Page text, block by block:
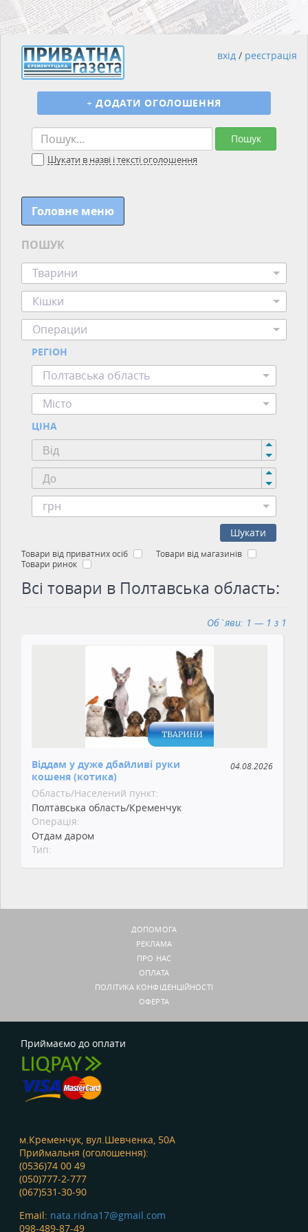
Пошук
Шукати в назві і тексті оголошення
+ ДОДАТИ ОГОЛОШЕННЯ
вхід / реєстрація
Головне меню
ПОШУК
Тварини
Кішки
Операции
РЕГІОН
Полтавська область
Місто
ЦІНА
грн
Шукати
Товари від приватних осіб
Товари від магазинів
Товари ринок
Всі товари в Полтавська область:
Об`яви: 1 — 1 з 1
Віддам у дуже дбайливі руки
кошеня (котика)
04.08.2026
Область/Населений пункт:
Полтавська область/Кременчук
Операція:
Отдам даром
Тип:
ДОПОМОГА
РЕКЛАМА
ПРО НАС
ОПЛАТА
ПОЛІТИКА КОНФІДЕНЦІЙНОСТІ
ОФЕРТА
Приймаємо до оплати
м.Кременчук, вул.Шевченка, 50А
Приймальня (оголошення):
(0536)74 00 49
(050)777-2-777
(067)531-30-90
Email: nata.ridna17@gmail.com
098-489-87-49